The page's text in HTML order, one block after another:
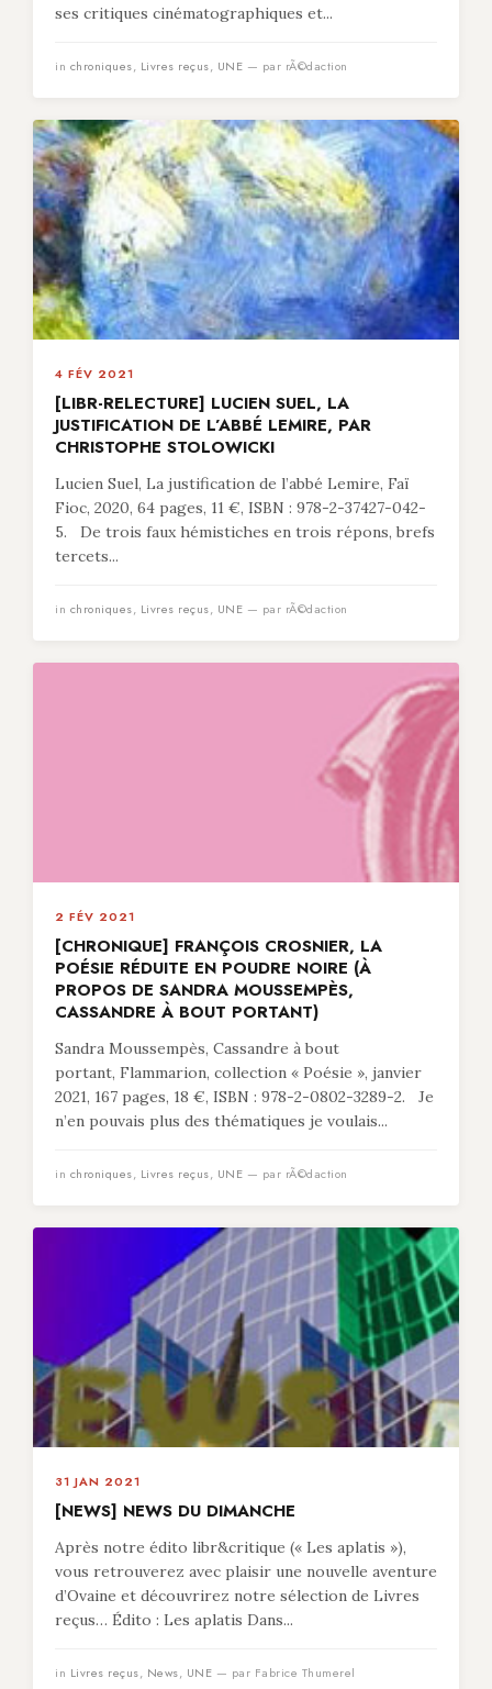
ses critiques cinématographiques et...
in chroniques, Livres reçus, UNE — par rÃ©daction
4 FÉV 2021
[LIBR-RELECTURE] LUCIEN SUEL, LA
JUSTIFICATION DE L’ABBÉ LEMIRE, PAR
CHRISTOPHE STOLOWICKI
Lucien Suel, La justification de l’abbé Lemire, Faï
Fioc, 2020, 64 pages, 11 €, ISBN : 978-2-37427-042-
5. De trois faux hémistiches en trois répons, brefs
tercets...
in chroniques, Livres reçus, UNE — par rÃ©daction
2 FÉV 2021
[CHRONIQUE] FRANÇOIS CROSNIER, LA
POÉSIE RÉDUITE EN POUDRE NOIRE (À
PROPOS DE SANDRA MOUSSEMPÈS,
CASSANDRE À BOUT PORTANT)
Sandra Moussempès, Cassandre à bout
portant, Flammarion, collection « Poésie », janvier
2021, 167 pages, 18 €, ISBN : 978-2-0802-3289-2. Je
n’en pouvais plus des thématiques je voulais...
in chroniques, Livres reçus, UNE — par rÃ©daction
31 JAN 2021
[NEWS] NEWS DU DIMANCHE
Après notre édito libr&critique (« Les aplatis »),
vous retrouverez avec plaisir une nouvelle aventure
d’Ovaine et découvrirez notre sélection de Livres
reçus… Édito : Les aplatis Dans...
in Livres reçus, News, UNE — par Fabrice Thumerel